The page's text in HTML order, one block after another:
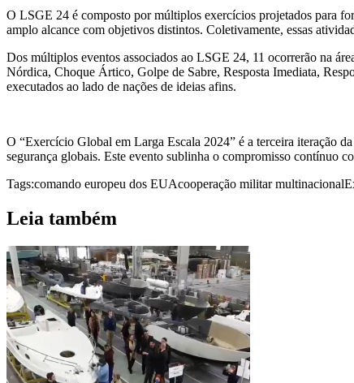
O LSGE 24 é composto por múltiplos exercícios projetados para
amplo alcance com objetivos distintos. Coletivamente, essas
Dos múltiplos eventos associados ao LSGE 24, 11 ocorrerão na
Nórdica, Choque Ártico, Golpe de Sabre, Resposta Imediata,
executados ao lado de nações de ideias afins.
O “Exercício Global em Larga Escala 2024” é a terceira iteração
segurança globais. Este evento sublinha o compromisso contínuo
Tags:comando europeu dos EUAcooperação militar multinacional
Leia também